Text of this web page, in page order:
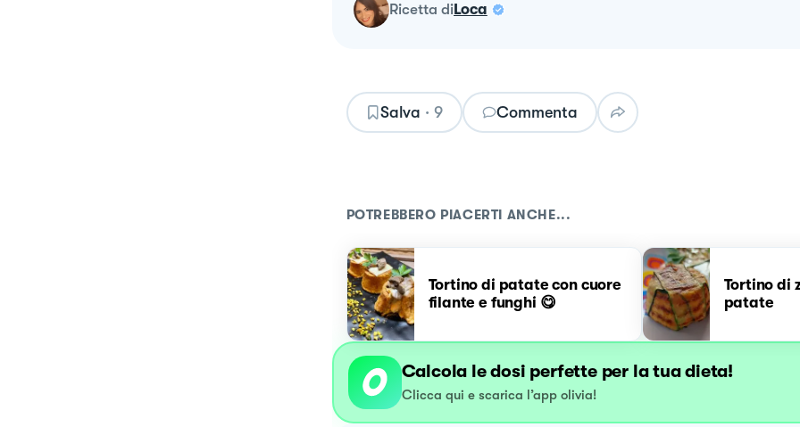
ricetta diLoca
Salva · 9 Commenta
POTREBBERO PIACERTI ANCHE...
Tortino di patate con cuore
filante e funghi 😋
Tortino di
patate
Calcola le dosi perfette per la tua dieta!
Clicca qui e scarica l’app olivia!